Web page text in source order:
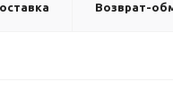
Возврат-